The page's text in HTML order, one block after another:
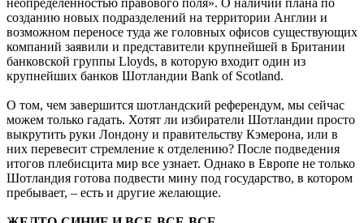
созданию новых подразделений на территории Англии и
возможном переносе туда же головных офисов существующих
компаний заявили и представители крупнейшей в Британии
банковской группы Lloyds, в которую входит один из
крупнейших банков Шотландии Bank of Scotland.
О том, чем завершится шотландский референдум, мы сейчас
можем только гадать. Хотят ли избиратели Шотландии просто
выкрутить руки Лондону и правительству Кэмерона, или в
них перевесит стремление к отделению? После подведения
итогов плебисцита мир все узнает. Однако в Европе не только
Шотландия готова подвести мину под государство, в котором
пребывает, – есть и другие желающие.